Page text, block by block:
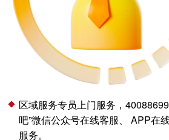
区域服务专员上门服务，
吧”微信公众号在线客服、 APP在
服务。